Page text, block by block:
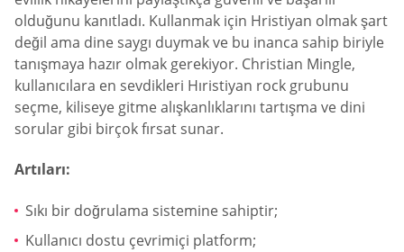
olduğunu kanıtladı. Kullanmak için Hristiyan olmak şart
değil ama dine saygı duymak ve bu inanca sahip biriyle
tanışmaya hazır olmak gerekiyor. Christian Mingle,
kullanıcılara en sevdikleri Hıristiyan rock grubunu
seçme, kiliseye gitme alışkanlıklarını tartışma ve dini
sorular gibi birçok fırsat sunar.
Artıları:
Sıkı bir doğrulama sistemine sahiptir;
Kullanıcı dostu çevrimiçi platform;